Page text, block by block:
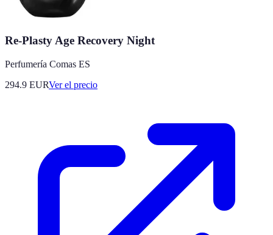
Re-Plasty Age Recovery Night
Perfumería Comas ES
294.9 EURVer el precio